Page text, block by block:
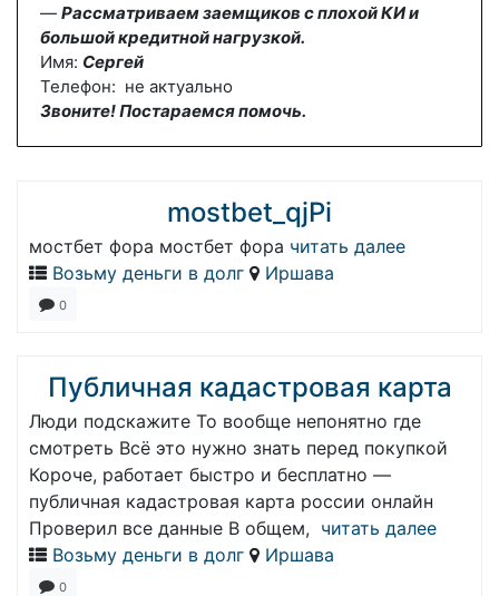
— Рассматриваем заемщиков с плохой КИ и
большой кредитной нагрузкой.
Имя: Сергей
Телефон: не актуально
Звоните! Постараемся помочь.
mostbet_qjPi
мостбет фора мостбет фора читать далее
Возьму деньги в долг
Иршава
0
Публичная кадастровая карта
Люди подскажите То вообще непонятно где
смотреть Всё это нужно знать перед покупкой
Короче, работает быстро и бесплатно —
публичная кадастровая карта россии онлайн
Проверил все данные В общем, читать далее
Возьму деньги в долг
Иршава
0